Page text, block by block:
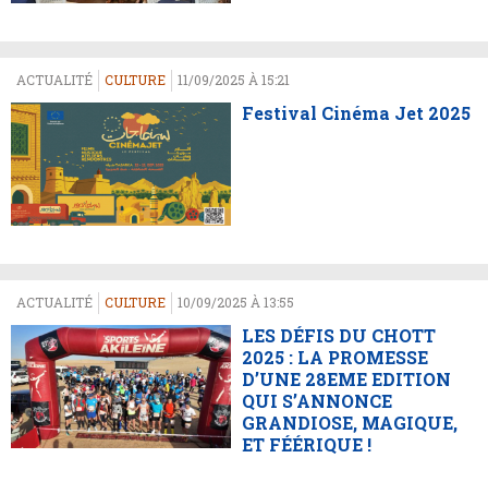
ACTUALITÉ CULTURE 11/09/2025 À 15:21
Festival Cinéma Jet 2025
ACTUALITÉ CULTURE 10/09/2025 À 13:55
LES DÉFIS DU CHOTT
2025 : LA PROMESSE
D’UNE 28EME EDITION
QUI S’ANNONCE
GRANDIOSE, MAGIQUE,
ET FÉÉRIQUE !